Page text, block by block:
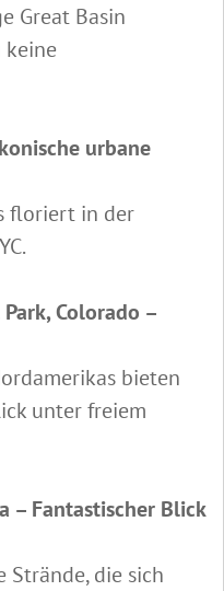
Great Basin
keine
urbane
floriert in der
Colorado –
bieten
unter freiem
– Fantastischer Blick
Strände, die sich